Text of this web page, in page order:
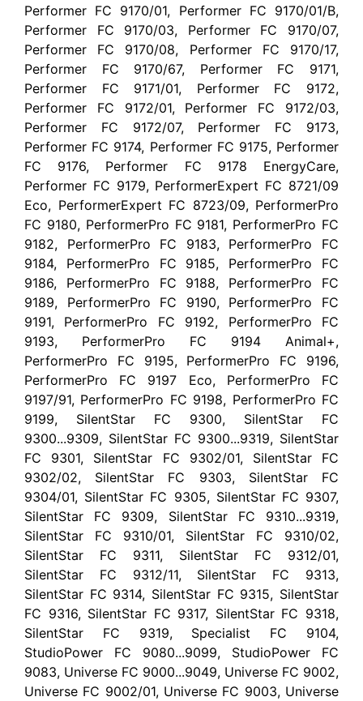
Performer FC 9170/01, Performer FC 9170/01/B,
Performer FC 9170/03, Performer FC 9170/07,
Performer FC 9170/08, Performer FC 9170/17,
Performer FC 9170/67, Performer FC 9171,
Performer FC 9171/01, Performer FC 9172,
Performer FC 9172/01, Performer FC 9172/03,
Performer FC 9172/07, Performer FC 9173,
Performer FC 9174, Performer FC 9175, Performer
FC 9176, Performer FC 9178 EnergyCare,
Performer FC 9179, PerformerExpert FC 8721/09
Eco, PerformerExpert FC 8723/09, PerformerPro
FC 9180, PerformerPro FC 9181, PerformerPro FC
9182, PerformerPro FC 9183, PerformerPro FC
9184, PerformerPro FC 9185, PerformerPro FC
9186, PerformerPro FC 9188, PerformerPro FC
9189, PerformerPro FC 9190, PerformerPro FC
9191, PerformerPro FC 9192, PerformerPro FC
9193, PerformerPro FC 9194 Animal+,
PerformerPro FC 9195, PerformerPro FC 9196,
PerformerPro FC 9197 Eco, PerformerPro FC
9197/91, PerformerPro FC 9198, PerformerPro FC
9199, SilentStar FC 9300, SilentStar FC
9300...9309, SilentStar FC 9300...9319, SilentStar
FC 9301, SilentStar FC 9302/01, SilentStar FC
9302/02, SilentStar FC 9303, SilentStar FC
9304/01, SilentStar FC 9305, SilentStar FC 9307,
SilentStar FC 9309, SilentStar FC 9310...9319,
SilentStar FC 9310/01, SilentStar FC 9310/02,
SilentStar FC 9311, SilentStar FC 9312/01,
SilentStar FC 9312/11, SilentStar FC 9313,
SilentStar FC 9314, SilentStar FC 9315, SilentStar
FC 9316, SilentStar FC 9317, SilentStar FC 9318,
SilentStar FC 9319, Specialist FC 9104,
StudioPower FC 9080...9099, StudioPower FC
9083, Universe FC 9000...9049, Universe FC 9002,
Universe FC 9002/01, Universe FC 9003, Universe